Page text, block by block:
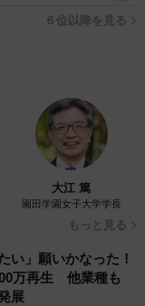
６位以降を見る
大江 篤
園田学園女子大学学長
もっと見る
い」願いかなった！
万再生 他業種も
展